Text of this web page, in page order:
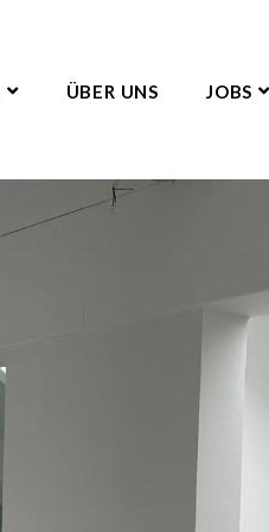
ÜBER UNS JOBS